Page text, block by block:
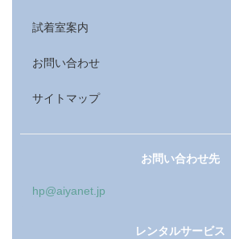
試着室案内
お問い合わせ
サイトマップ
お問い合わせ先
hp@aiyanet.jp
レンタルサービス